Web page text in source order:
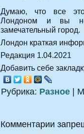
Думаю, что все
Лондоном и вы
замечательный город.
Лондон краткая
Редакция 1.04.2021
Добавить себе
Рубрика: Разное |
Комментарии